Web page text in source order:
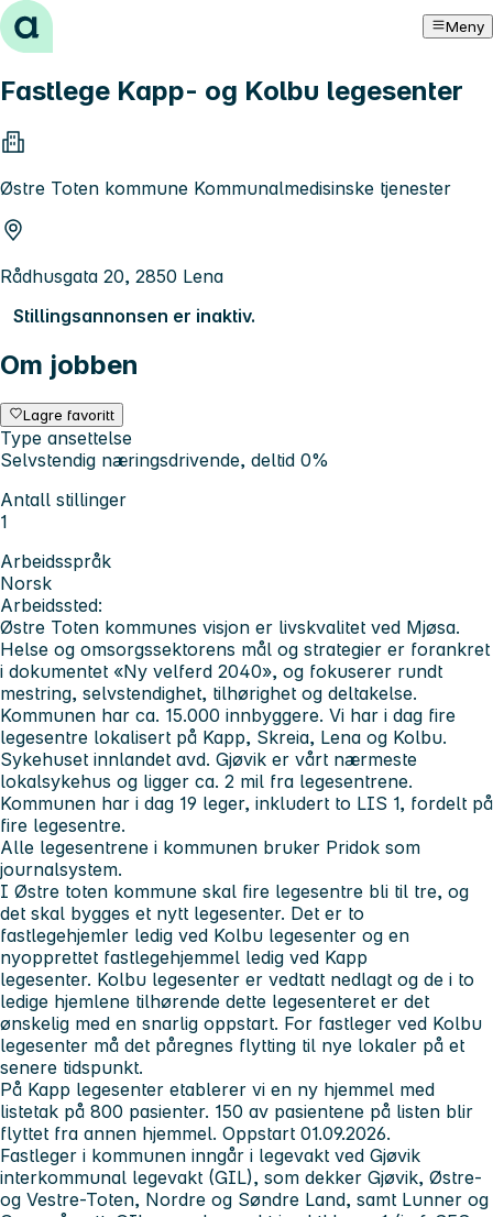
Hopp til innhold Meny
Fastlege Kapp- og Kolbu legesenter
Østre Toten kommune Kommunalmedisinske tjenester
Rådhusgata 20, 2850 Lena
Stillingsannonsen er inaktiv.
Om jobben
Lagre favoritt
Type ansettelse
Selvstendig næringsdrivende, deltid 0%
Antall stillinger
1
Arbeidsspråk
Norsk
Arbeidssted:
Østre Toten kommunes visjon er livskvalitet ved Mjøsa.
Helse og omsorgssektorens mål og strategier er forankret
i dokumentet «Ny velferd 2040», og fokuserer rundt
mestring, selvstendighet, tilhørighet og deltakelse.
Kommunen har ca. 15.000 innbyggere. Vi har i dag fire
legesentre lokalisert på Kapp, Skreia, Lena og Kolbu.
Sykehuset innlandet avd. Gjøvik er vårt nærmeste
lokalsykehus og ligger ca. 2 mil fra legesentrene.
Kommunen har i dag 19 leger, inkludert to LIS 1, fordelt på
fire legesentre.
Alle legesentrene i kommunen bruker Pridok som
journalsystem.
I Østre toten kommune skal fire legesentre bli til tre, og
det skal bygges et nytt legesenter. Det er to
fastlegehjemler ledig ved Kolbu legesenter og en
nyopprettet fastlegehjemmel ledig ved Kapp
legesenter. Kolbu legesenter er vedtatt nedlagt og de i to
ledige hjemlene tilhørende dette legesenteret er det
ønskelig med en snarlig oppstart. For fastleger ved Kolbu
legesenter må det påregnes flytting til nye lokaler på et
senere tidspunkt.
På Kapp legesenter etablerer vi en ny hjemmel med
listetak på 800 pasienter. 150 av pasientene på listen blir
flyttet fra annen hjemmel. Oppstart 01.09.2026.
Fastleger i kommunen inngår i legevakt ved Gjøvik
interkommunal legevakt (GIL), som dekker Gjøvik, Østre-
og Vestre-Toten, Nordre og Søndre Land, samt Lunner og